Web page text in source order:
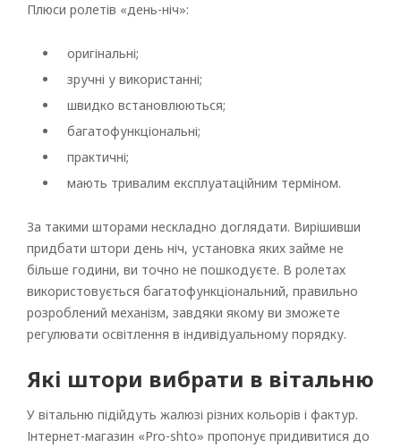
Плюси ролетів «день-ніч»:
оригінальні;
зручні у використанні;
швидко встановлюються;
багатофункціональні;
практичні;
мають тривалим експлуатаційним терміном.
За такими шторами нескладно доглядати. Вирішивши
придбати штори день ніч, установка яких займе не
більше години, ви точно не пошкодуєте. В ролетах
використовується багатофункціональний, правильно
розроблений механізм, завдяки якому ви зможете
регулювати освітлення в індивідуальному порядку.
Які штори вибрати в вітальню
У вітальню підійдуть жалюзі різних кольорів і фактур.
Інтернет-магазин «Pro-shto» пропонує придивитися до